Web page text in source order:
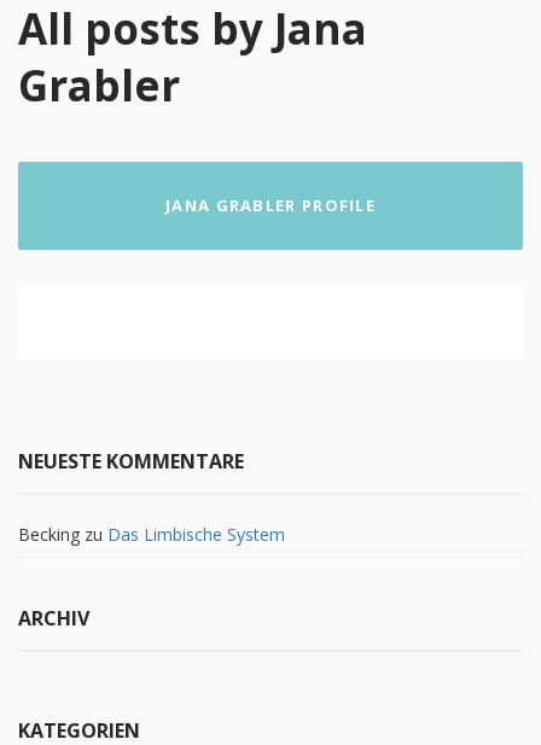
All posts by Jana
Grabler
JANA GRABLER PROFILE
NEUESTE KOMMENTARE
Becking zu Das Limbische System
ARCHIV
KATEGORIEN